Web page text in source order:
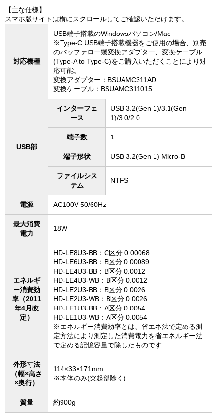
【主な仕様】
スマホ版サイトは横にスクロールしてご確認いただけます。
対応機種
USB端子搭載のWindowsパソコン/Mac
※Type-C USB端子搭載機器をご使用の場合、別売
のバッファロー製変換アダプター、変換ケーブル
(Type-A to Type-C)をご購入いただくことにより対
応可能。
変換アダプター：BSUAMC311AD
変換ケーブル：BSUAMC311015
USB部
インターフェ
ース
USB 3.2(Gen 1)/3.1(Gen
1)/3.0/2.0
端子数 1
端子形状 USB 3.2(Gen 1) Micro-B
ファイルシス
テム
NTFS
電源 AC100V 50/60Hz
最大消費
電力
18W
エネルギ
ー消費効
率（2011
年4月改
定）
HD-LE8U3-BB：C区分 0.00068
HD-LE6U3-BB：B区分 0.00089
HD-LE4U3-BB：B区分 0.0012
HD-LE4U3-WB：B区分 0.0012
HD-LE2U3-BB：B区分 0.0026
HD-LE2U3-WB：B区分 0.0026
HD-LE1U3-BB：A区分 0.0054
HD-LE1U3-WB：A区分 0.0054
※エネルギー消費効率とは、省エネ法で定める測
定方法により測定した消費電力を省エネルギー法
で定める記憶容量で除したものです
外形寸法
（幅×高さ
×奥行）
114×33×171mm
※本体のみ(突起部除く)
質量 約900g